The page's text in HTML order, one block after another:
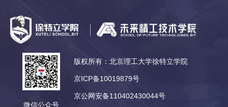
微信公众号
版权所有：北京理工大学徐特立学院
京ICP备10019879号
京公网安备110402430044号